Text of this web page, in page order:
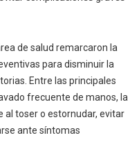
de salud remarcaron la
para disminuir la
Entre las principales
frecuente de manos, la
al toser o estornudar, evitar
ante síntomas